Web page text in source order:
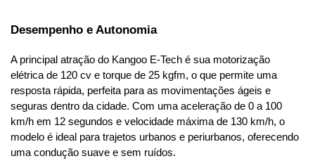
Desempenho e Autonomia
A principal atração do Kangoo E-Tech é sua motorização
elétrica de 120 cv e torque de 25 kgfm, o que permite uma
resposta rápida, perfeita para as movimentações ágeis e
seguras dentro da cidade. Com uma aceleração de 0 a 100
km/h em 12 segundos e velocidade máxima de 130 km/h, o
modelo é ideal para trajetos urbanos e periurbanos, oferecendo
uma condução suave e sem ruídos.